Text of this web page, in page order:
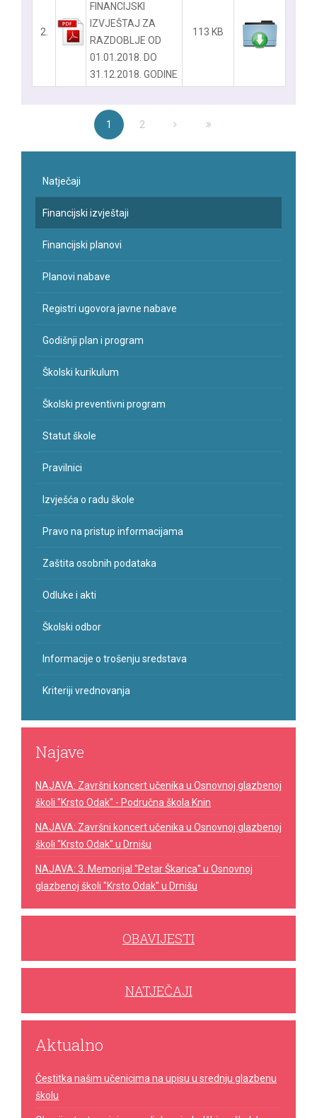
2.
FINANCIJSKI
IZVJEŠTAJ ZA
RAZDOBLJE OD
01.01.2018. DO
31.12.2018. GODINE
113 KB
1 2
Natječaji
Financijski izvještaji
Financijski planovi
Planovi nabave
Registri ugovora javne nabave
Godišnji plan i program
Školski kurikulum
Školski preventivni program
Statut škole
Pravilnici
Izvješća o radu škole
Pravo na pristup informacijama
Zaštita osobnih podataka
Odluke i akti
Školski odbor
Informacije o trošenju sredstava
Kriteriji vrednovanja
Najave
NAJAVA: Završni koncert učenika u Osnovnoj glazbenoj
školi "Krsto Odak" - Područna škola Knin
NAJAVA: Završni koncert učenika u Osnovnoj glazbenoj
školi "Krsto Odak" u Drnišu
NAJAVA: 3. Memorijal "Petar Škarica" u Osnovnoj
glazbenoj školi "Krsto Odak" u Drnišu
OBAVIJESTI
NATJEČAJI
Aktualno
Čestitka našim učenicima na upisu u srednju glazbenu
školu